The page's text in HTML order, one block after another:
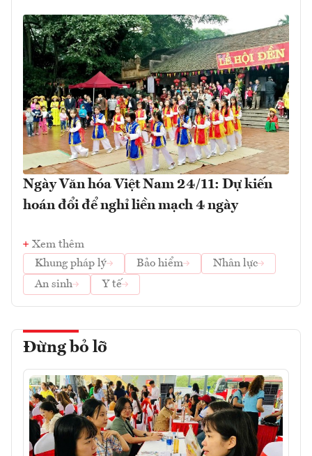
Ngày Văn hóa Việt Nam 24/11: Dự kiến
hoán đổi để nghỉ liền mạch 4 ngày
Xem thêm
Khung pháp lý
Bảo hiểm
Nhân lực
An sinh
Y tế
Đừng bỏ lỡ